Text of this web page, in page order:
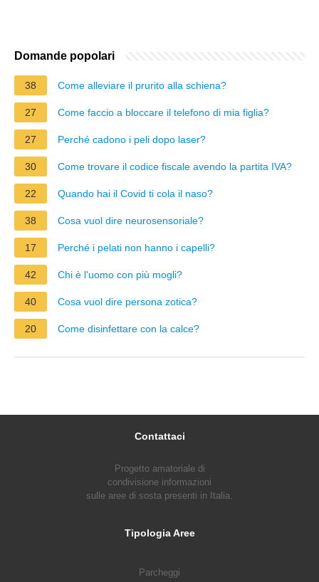
Domande popolari
38 Come alleviare il prurito alla schiena?
27 Come faccio a bloccare il telefono di mia figlia?
27 Perché cadono i peli dopo laser?
30 Come trovare il codice fiscale avendo la partita IVA?
22 Quando hai il Covid ti cola il naso?
38 Cosa vuol dire neurosensoriale?
17 Perché i pelati non hanno i capelli?
42 Chi è l'uomo con più mogli?
40 Cosa vuol dire persona zotica?
20 Come disinfettare con la calce?
Contattaci
Progetto amatoriale di
condivisione informazioni
sulle aree di sosta presenti in Italia.
Tipologia Aree
Parcheggi